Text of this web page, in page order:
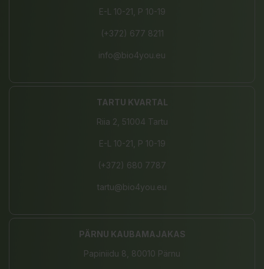
E-L 10-21, P 10-19
(+372) 677 8211
info@bio4you.eu
TARTU KVARTAL
Riia 2, 51004 Tartu
E-L 10-21, P 10-19
(+372) 680 7787
tartu@bio4you.eu
PÄRNU KAUBAMAJAKAS
Papiniidu 8, 80010 Pärnu